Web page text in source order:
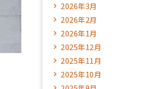
2026年3月
2026年2月
2026年1月
2025年12月
2025年11月
2025年10月